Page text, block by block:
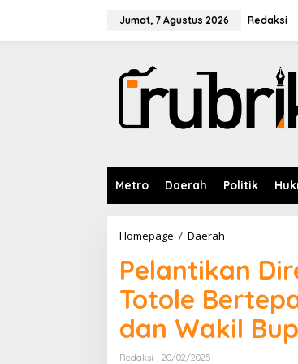
Jumat, 7 Agustus 2026 Redaksi
Metro Daerah Politik
Homepage / Daerah
l
a
n
t
i
k
Pelantikan
Totole
dan Wakil
Redaksi
20/02/2025